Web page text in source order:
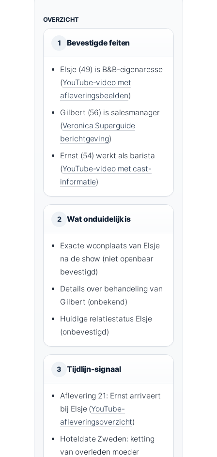
OVERZICHT
1 Bevestigde feiten
Elsje (49) is B&B-eigenaresse
(YouTube-video met
afleveringsbeelden)
Gilbert (56) is salesmanager
(Veronica Superguide
berichtgeving)
Ernst (54) werkt als barista
(YouTube-video met cast-
informatie)
2 Wat onduidelijk is
Exacte woonplaats van Elsje
na de show (niet openbaar
bevestigd)
Details over behandeling van
Gilbert (onbekend)
Huidige relatiestatus Elsje
(onbevestigd)
3 Tijdlijn-signaal
Aflevering 21: Ernst arriveert
bij Elsje (YouTube-
afleveringsoverzicht)
Hoteldate Zweden: ketting
van overleden moeder